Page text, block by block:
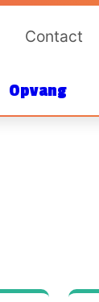
Contact
Opvang